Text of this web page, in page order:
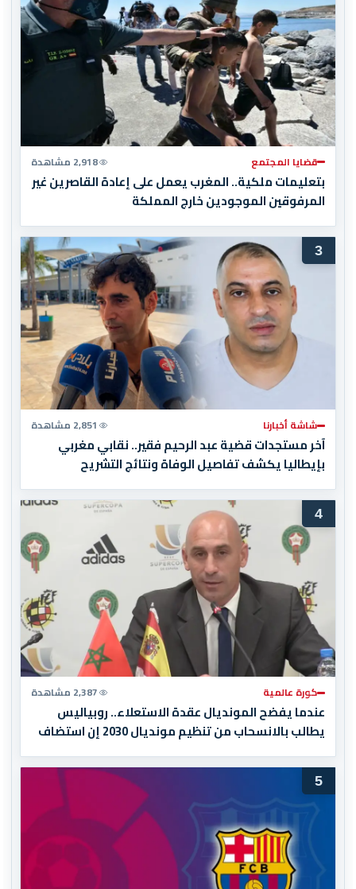
قضايا المجتمع 2,918 مشاهدة
بتعليمات ملكية.. المغرب يعمل على إعادة القاصرين غير
المرفوقين الموجودين خارج المملكة
3
شاشة أخبارنا 2,851 مشاهدة
آخر مستجدات قضية عبد الرحيم فقير.. نقابي مغربي
بإيطاليا يكشف تفاصيل الوفاة ونتائج التشريح
4
كورة عالمية 2,387 مشاهدة
عندما يفضح المونديال عقدة الاستعلاء.. روبياليس
يطالب بالانسحاب من تنظيم مونديال 2030 إن استضاف
المغرب المباراة النهائية!
5